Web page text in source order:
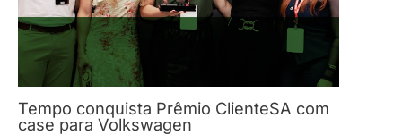
Tempo conquista Prêmio ClienteSA com
case para Volkswagen